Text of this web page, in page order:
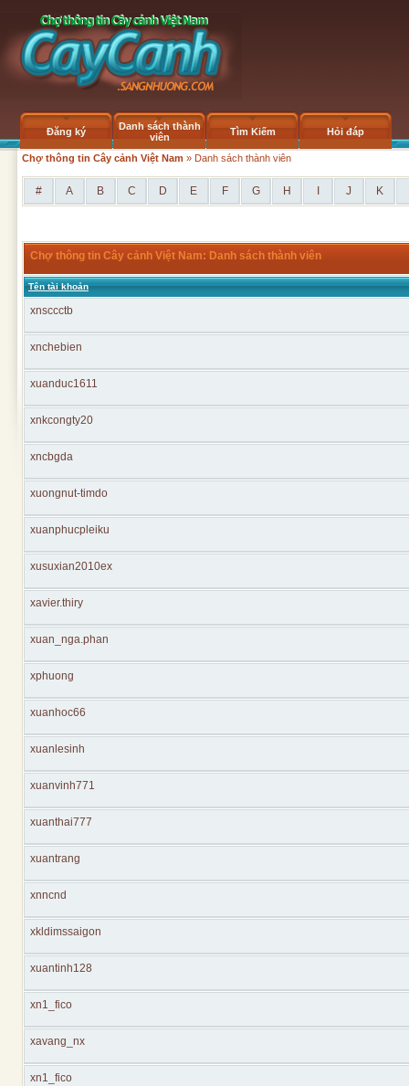
Đăng ký
Danh sách thành
viên
Tìm Kiếm Hỏi đáp
Chợ thông tin Cây cảnh Việt Nam » Danh sách thành viên
# A B C D E F G H J K
Chợ thông tin Cây cảnh Việt Nam: Danh sách thành viên
Tên tài khoản
xnsccctb
xnchebien
xuanduc1611
xnkcongty20
xncbgda
xuongnut-timdo
xuanphucpleiku
xusuxian2010ex
xavier.thiry
xuan_nga.phan
xphuong
xuanhoc66
xuanlesinh
xuanvinh771
xuanthai777
xuantrang
xnncnd
xkldimssaigon
xuantinh128
xn1_fico
xavang_nx
xn1_fico